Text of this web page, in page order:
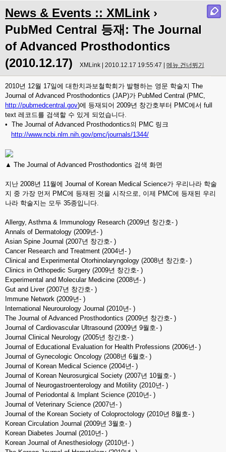
News & Events :: XMLink ›
PubMed Central 등재: The Journal
of Advanced Prosthodontics
(2010.12.17)
XMLink | 2010.12.17 19:55:47 | 메뉴 건너뛰기
2010년 12월 17일에 대한치과보철학회가 발행하는 영문 학술지 The
Journal of Advanced Prosthodontics (JAP)가 PubMed Central (PMC,
http://pubmedcentral.gov)에 등재되어 2009년 창간호부터 PMC에서 full
text 레코드를 검색할 수 있게 되었습니다.
• The Journal of Advanced Prosthodontics의 PMC 링크
http://www.ncbi.nlm.nih.gov/pmc/journals/1344/
▲ The Journal of Advanced Prosthodontics 검색 화면
지난 2008년 11월에 Journal of Korean Medical Science가 우리나라 학술
지 중 가장 먼저 PMC에 등재된 것을 시작으로, 이제 PMC에 등재된 우리
나라 학술지는 모두 35종입니다.
Allergy, Asthma & Immunology Research (2009년 창간호- )
Annals of Dermatology (2009년- )
Asian Spine Journal (2007년 창간호- )
Cancer Research and Treatment (2004년- )
Clinical and Experimental Otorhinolaryngology (2008년 창간호- )
Clinics in Orthopedic Surgery (2009년 창간호- )
Experimental and Molecular Medicine (2008년- )
Gut and Liver (2007년 창간호- )
Immune Network (2009년- )
International Neurourology Journal (2010년- )
The Journal of Advanced Prosthodontics (2009년 창간호- )
Journal of Cardiovascular Ultrasound (2009년 9월호- )
Journal Clinical Neurology (2005년 창간호- )
Journal of Educational Evaluation for Health Professions (2006년- )
Journal of Gynecologic Oncology (2008년 6월호- )
Journal of Korean Medical Science (2004년- )
Journal of Korean Neurosurgical Society (2007년 10월호- )
Journal of Neurogastroenterology and Motility (2010년- )
Journal of Periodontal & Implant Science (2010년- )
Journal of Veterinary Science (2007년- )
Journal of the Korean Society of Coloproctology (2010년 8월호- )
Korean Circulation Journal (2009년 3월호- )
Korean Diabetes Journal (2010년- )
Korean Journal of Anesthesiology (2010년- )